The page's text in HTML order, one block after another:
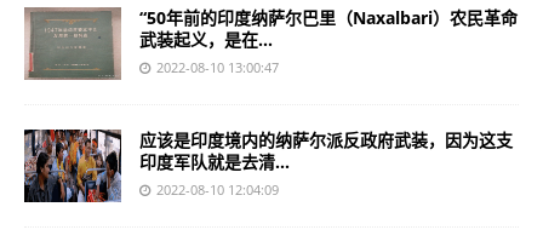
“50年前的印度纳萨尔巴里（Naxalbari）农民革命
武装起义，是在...
2022-08-10 13:00:47
应该是印度境内的纳萨尔派反政府武装，因为这支
印度军队就是去清...
2022-08-10 12:04:09